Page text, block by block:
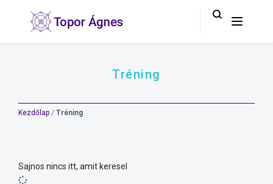
Tréning
Kezdőlap / Tréning
Sajnos nincs itt, amit keresel